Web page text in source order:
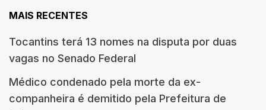
MAIS RECENTES
Tocantins terá 13 nomes na disputa por duas
vagas no Senado Federal
Médico condenado pela morte da ex-
companheira é demitido pela Prefeitura de